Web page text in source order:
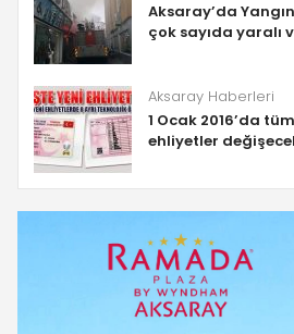
Aksaray’da
çok sayıda yaralı
Aksaray Haberleri
1 Ocak 2016’da tüm
ehliyetler